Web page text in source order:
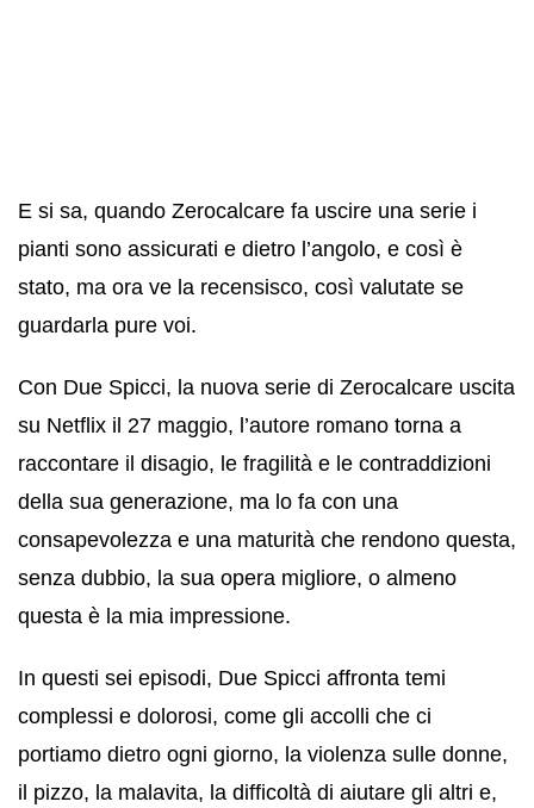
E si sa, quando Zerocalcare fa uscire una serie i
pianti sono assicurati e dietro l’angolo, e così è
stato, ma ora ve la recensisco, così valutate se
guardarla pure voi.
Con Due Spicci, la nuova serie di Zerocalcare uscita
su Netflix il 27 maggio, l’autore romano torna a
raccontare il disagio, le fragilità e le contraddizioni
della sua generazione, ma lo fa con una
consapevolezza e una maturità che rendono questa,
senza dubbio, la sua opera migliore, o almeno
questa è la mia impressione.
In questi sei episodi, Due Spicci affronta temi
complessi e dolorosi, come gli accolli che ci
portiamo dietro ogni giorno, la violenza sulle donne,
il pizzo, la malavita, la difficoltà di aiutare gli altri e,